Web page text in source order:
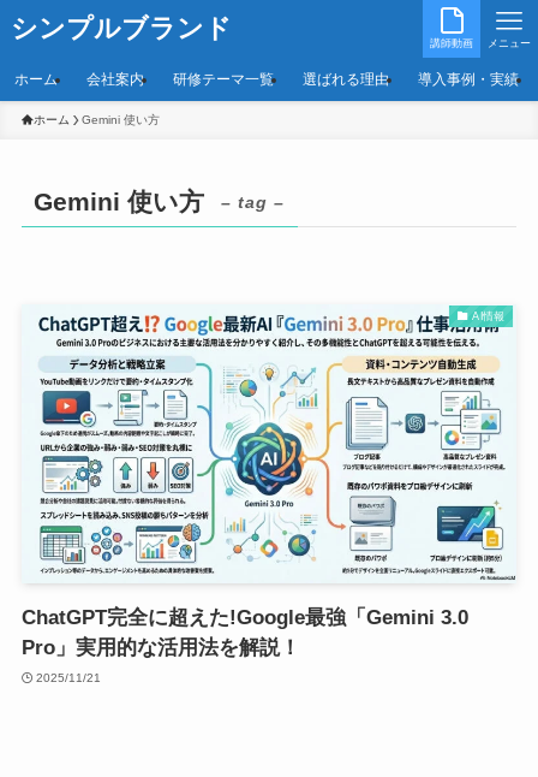
シンプルブランド 講師動画 メニュー
ホーム 会社案内 研修テーマ一覧 選ばれる理由 導入事例・実績
ホーム Gemini 使い方
Gemini 使い方 – tag –
AI情報
ChatGPT完全に超えた!Google最強「Gemini 3.0
Pro」実用的な活用法を解説！
2025/11/21